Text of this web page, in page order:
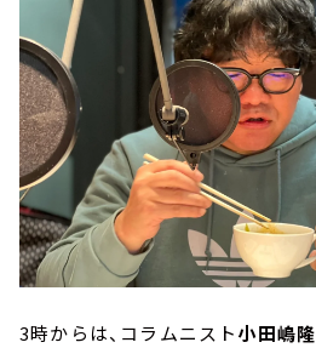
3時からは、コラムニスト小田嶋隆